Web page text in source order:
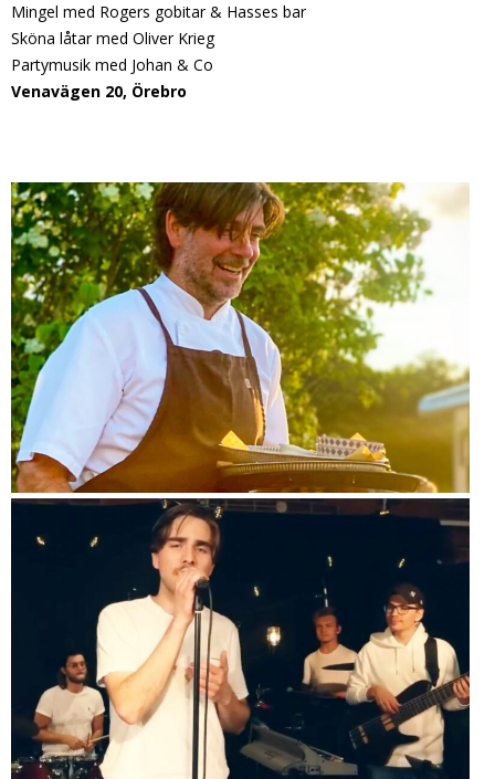
Mingel med Rogers gobitar & Hasses bar
Sköna låtar med Oliver Krieg
Partymusik med Johan & Co
Venavägen 20, Örebro